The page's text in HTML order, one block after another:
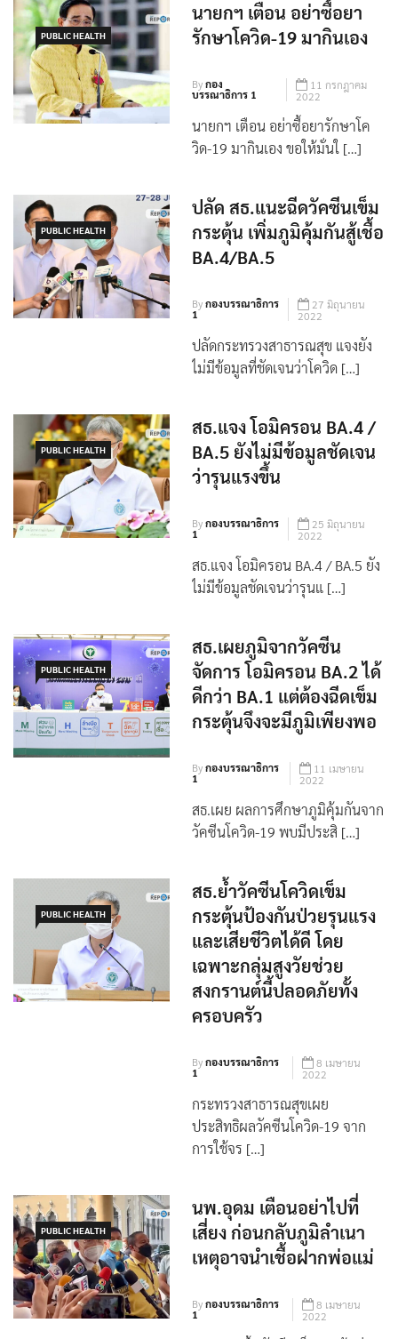
PUBLIC HEALTH
นายกฯ เตือน อย่าซื้อยา
รักษาโควิด-19 มากินเอง
Byกอง
บรรณาธิการ 1
11 กรกฎาคม
2022
นายกฯ เตือน อย่าซื้อยารักษาโค
วิด-19 มากินเอง ขอให้มั่นใ […]
PUBLIC HEALTH
ปลัด สธ.แนะฉีดวัคซีนเข็ม
กระตุ้น เพิ่มภูมิคุ้มกันสู้เชื้อ
BA.4/BA.5
Byกองบรรณาธิการ
1
27 มิถุนายน
2022
ปลัดกระทรวงสาธารณสุข แจงยัง
ไม่มีข้อมูลที่ชัดเจนว่าโควิด […]
PUBLIC HEALTH
สธ.แจง โอมิครอน BA.4 /
BA.5 ยังไม่มีข้อมูลชัดเจน
ว่ารุนแรงขึ้น
Byกองบรรณาธิการ
1
25 มิถุนายน
2022
สธ.แจง โอมิครอน BA.4 / BA.5 ยัง
ไม่มีข้อมูลชัดเจนว่ารุนแ […]
PUBLIC HEALTH
สธ.เผยภูมิจากวัคซีน
จัดการ โอมิครอน BA.2 ได้
ดีกว่า BA.1 แต่ต้องฉีดเข็ม
กระตุ้นจึงจะมีภูมิเพียงพอ
Byกองบรรณาธิการ
1
11 เมษายน
2022
สธ.เผย ผลการศึกษาภูมิคุ้มกันจาก
วัคซีนโควิด-19 พบมีประสิ […]
PUBLIC HEALTH
สธ.ย้ำวัคซีนโควิดเข็ม
กระตุ้นป้องกันป่วยรุนแรง
และเสียชีวิตได้ดี โดย
เฉพาะกลุ่มสูงวัยช่วย
สงกรานต์นี้ปลอดภัยทั้ง
ครอบครัว
Byกองบรรณาธิการ
1
8 เมษายน
2022
กระทรวงสาธารณสุขเผย
ประสิทธิผลวัคซีนโควิด-19 จาก
การใช้จร […]
PUBLIC HEALTH
นพ.อุดม เตือนอย่าไปที่
เสี่ยง ก่อนกลับภูมิลำเนา
เหตุอาจนำเชื้อฝากพ่อแม่
Byกองบรรณาธิการ
1
8 เมษายน
2022